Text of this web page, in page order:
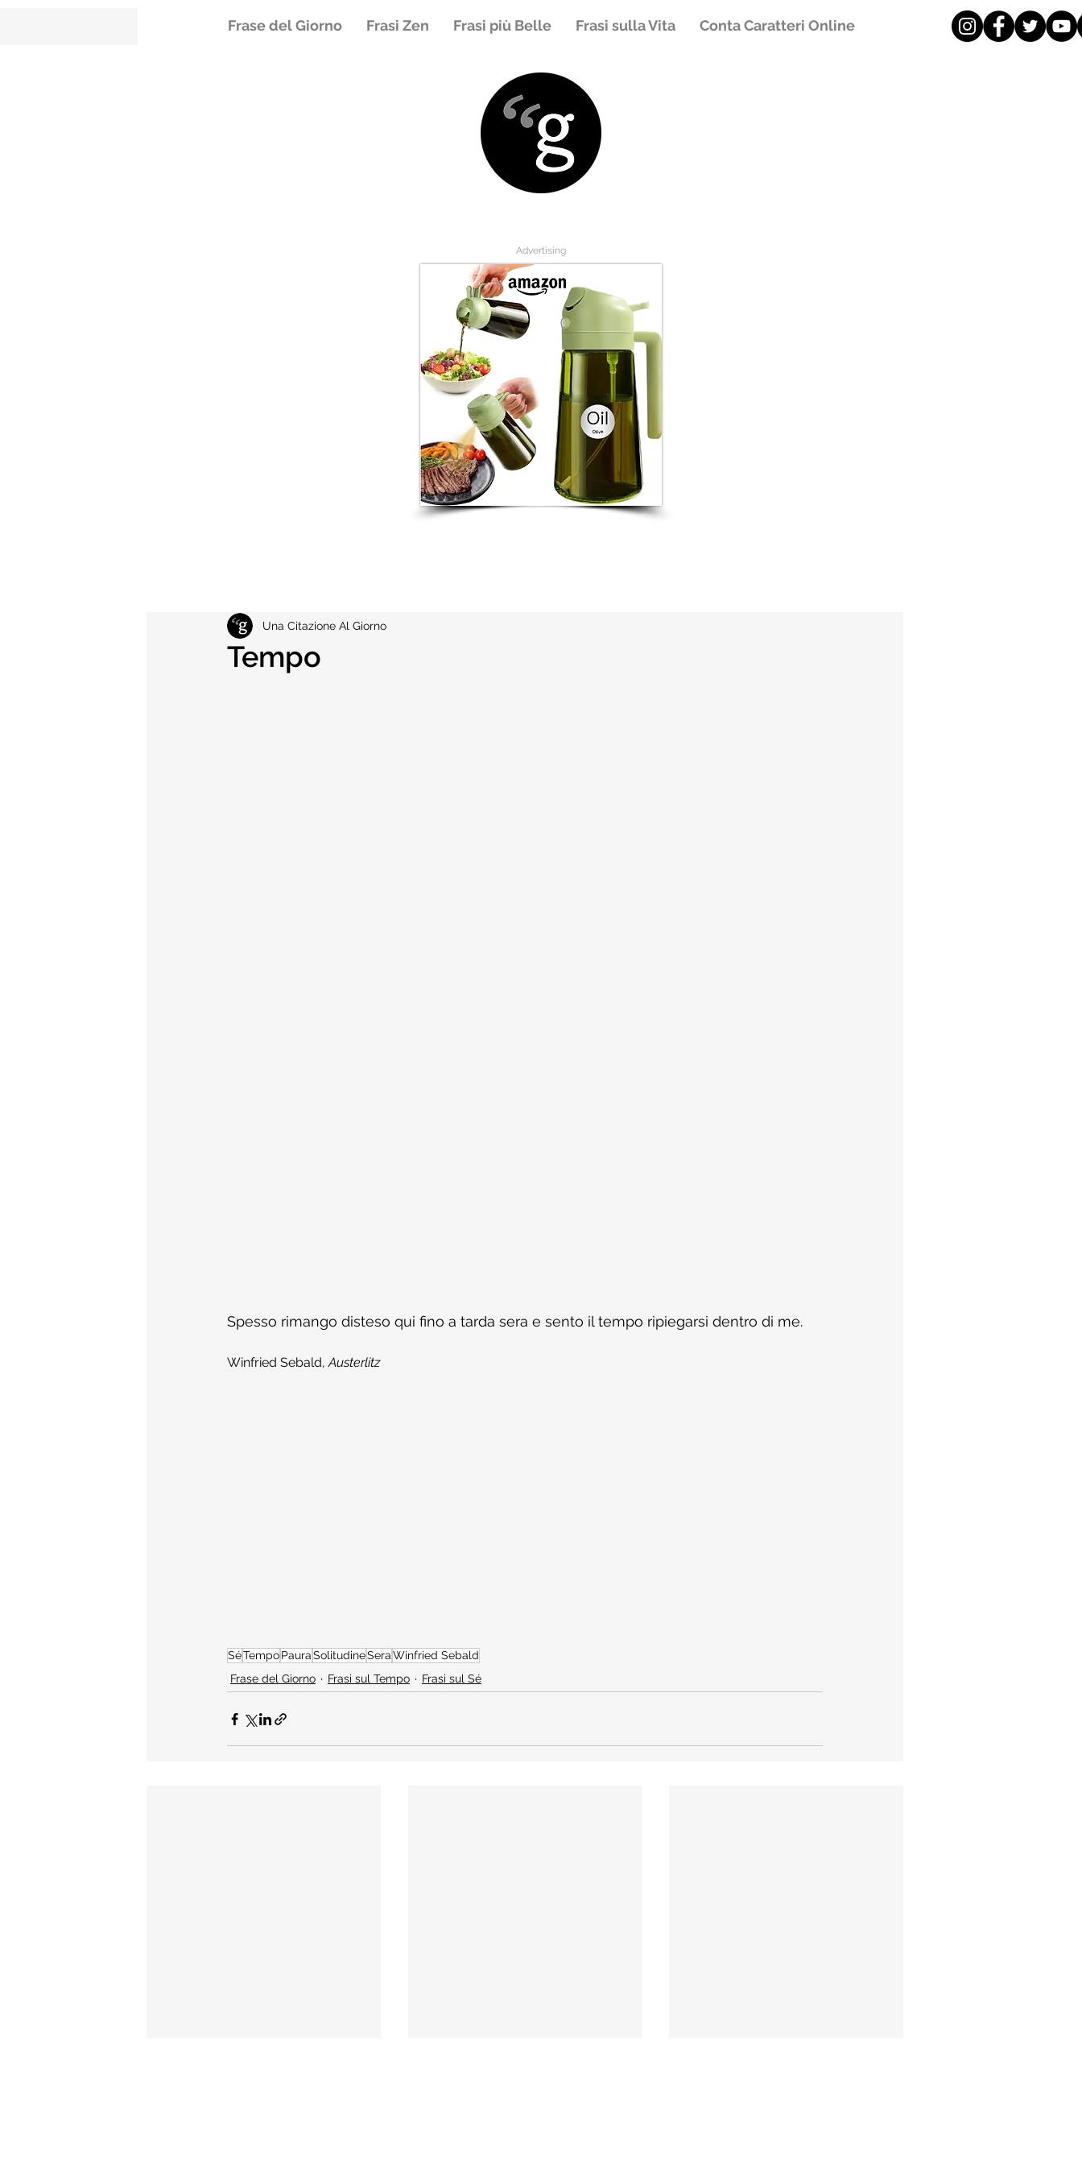
Frase del Giorno Frasi Zen Frasi più Belle Frasi sulla Vita Conta Caratteri Online
Tempo
Una Citazione Al Giorno
Spesso rimango disteso qui fino a tarda sera e sento il tempo ripiegarsi dentro di me.
Winfried Sebald, Austerlitz
SéTempoPauraSolitudineSeraWinfried Sebald
Frase del Giorno
Frasi sul Tempo Frasi sul Sé
Advertising